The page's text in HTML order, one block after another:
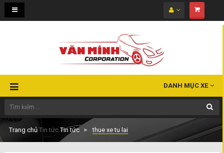
Toggle
navigation
DANH MỤC XE
Trang chủ Tin tức Tin tức thue xe tu lai